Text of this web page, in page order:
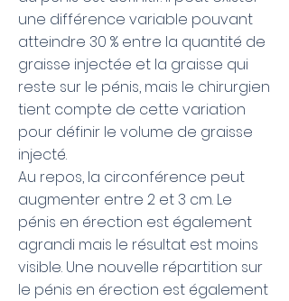
une différence variable pouvant
atteindre 30 % entre la quantité de
graisse injectée et la graisse qui
reste sur le pénis, mais le chirurgien
tient compte de cette variation
pour définir le volume de graisse
injecté.
Au repos, la circonférence peut
augmenter entre 2 et 3 cm. Le
pénis en érection est également
agrandi mais le résultat est moins
visible. Une nouvelle répartition sur
le pénis en érection est également